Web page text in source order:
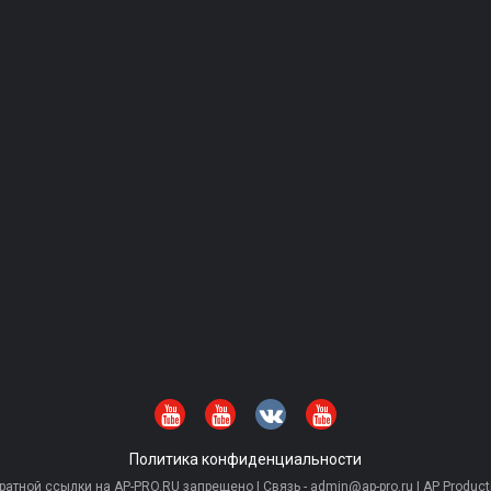
Политика конфиденциальности
ссылки на AP-PRO.RU запрещено | Связь - admin@ap-pro.ru | AP